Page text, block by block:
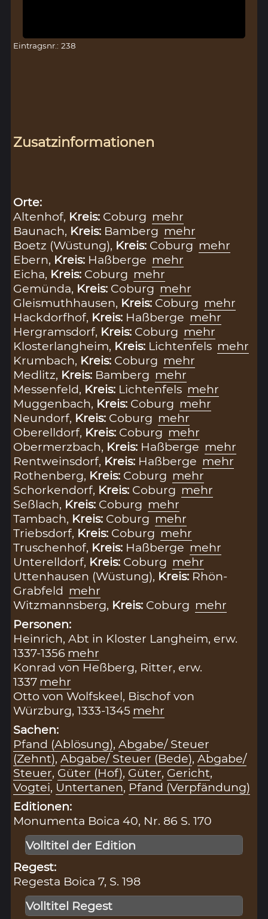
Eintragsnr.: 238
Zusatzinformationen
Orte:
Altenhof, Kreis: Coburg mehr
Baunach, Kreis: Bamberg mehr
Boetz (Wüstung), Kreis: Coburg mehr
Ebern, Kreis: Haßberge mehr
Eicha, Kreis: Coburg mehr
Gemünda, Kreis: Coburg mehr
Gleismuthhausen, Kreis: Coburg mehr
Hackdorfhof, Kreis: Haßberge mehr
Hergramsdorf, Kreis: Coburg mehr
Klosterlangheim, Kreis: Lichtenfels mehr
Krumbach, Kreis: Coburg mehr
Medlitz, Kreis: Bamberg mehr
Messenfeld, Kreis: Lichtenfels mehr
Muggenbach, Kreis: Coburg mehr
Neundorf, Kreis: Coburg mehr
Oberelldorf, Kreis: Coburg mehr
Obermerzbach, Kreis: Haßberge mehr
Rentweinsdorf, Kreis: Haßberge mehr
Rothenberg, Kreis: Coburg mehr
Schorkendorf, Kreis: Coburg mehr
Seßlach, Kreis: Coburg mehr
Tambach, Kreis: Coburg mehr
Triebsdorf, Kreis: Coburg mehr
Truschenhof, Kreis: Haßberge mehr
Unterelldorf, Kreis: Coburg mehr
Uttenhausen (Wüstung), Kreis: Rhön-
Grabfeld mehr
Witzmannsberg, Kreis: Coburg mehr
Personen:
Heinrich, Abt in Kloster Langheim, erw.
1337-1356 mehr
Konrad von Heßberg, Ritter, erw.
1337 mehr
Otto von Wolfskeel, Bischof von
Würzburg, 1333-1345 mehr
Sachen:
Pfand (Ablösung),Abgabe/ Steuer
(Zehnt),Abgabe/ Steuer (Bede),Abgabe/
Steuer, Güter (Hof), Güter, Gericht,
Vogtei, Untertanen, Pfand (Verpfändung)
Editionen:
Monumenta Boica 40, Nr. 86 S. 170
Volltitel der Edition
Regest:
Regesta Boica 7, S. 198
Volltitel Regest